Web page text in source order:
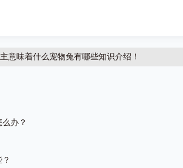
意味着什么宠物兔有哪些知识介绍！
办？